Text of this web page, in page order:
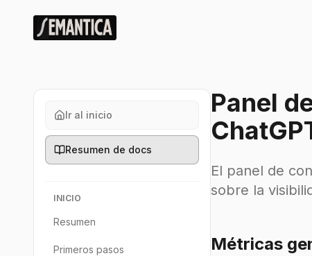
Ir al inicio
Resumen de docs
INICIO
Resumen
Primeros pasos
Panel
El panel de
sobre la
Métricas